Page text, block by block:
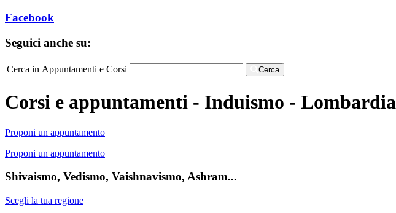
Facebook
Seguici anche su:
Cerca in Appuntamenti e Corsi Cerca
Corsi e appuntamenti - Induismo - Lombardia
Proponi un appuntamento
Proponi un appuntamento
Shivaismo, Vedismo, Vaishnavismo, Ashram...
Scegli la tua regione